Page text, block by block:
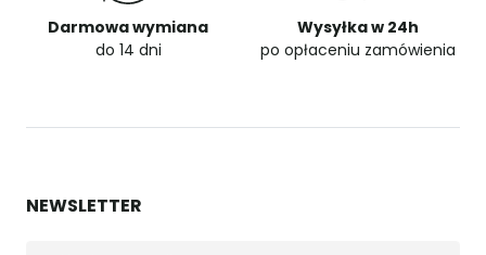
Darmowa wymiana
do 14 dni
Wysyłka w 24h
po opłaceniu zamówienia
NEWSLETTER